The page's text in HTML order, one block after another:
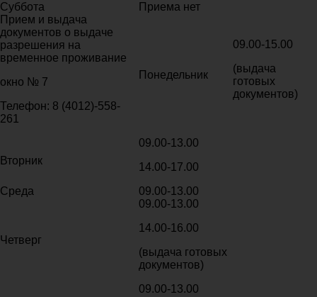
Суббота
Приема нет
Прием и выдача
документов о выдаче
разрешения на
временное проживание
окно № 7
Телефон: 8 (4012)-558-
261
Понедельник
09.00-15.00
(выдача
готовых
документов)
Вторник
09.00-13.00
14.00-17.00
Среда
09.00-13.00
Четверг
09.00-13.00
14.00-16.00
(выдача готовых
документов)
09.00-13.00